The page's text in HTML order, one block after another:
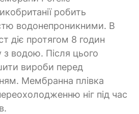
робить
водонепроникними. В
діє протягом 8 годин
з водою. Після цього
вироби перед
Мембранна плівка
ніг під час